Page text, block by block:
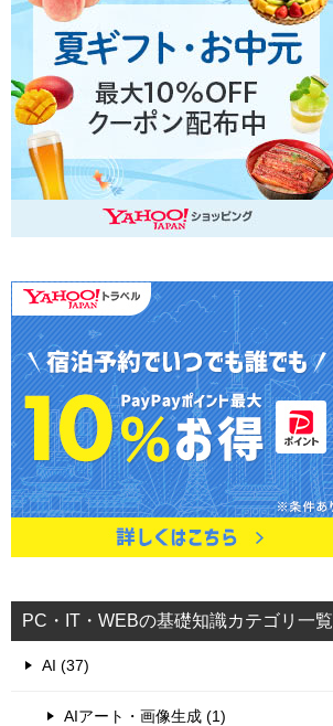
PC・IT・WEBの基礎知識カテゴリ一覧
AI (37)
AIアート・画像生成 (1)